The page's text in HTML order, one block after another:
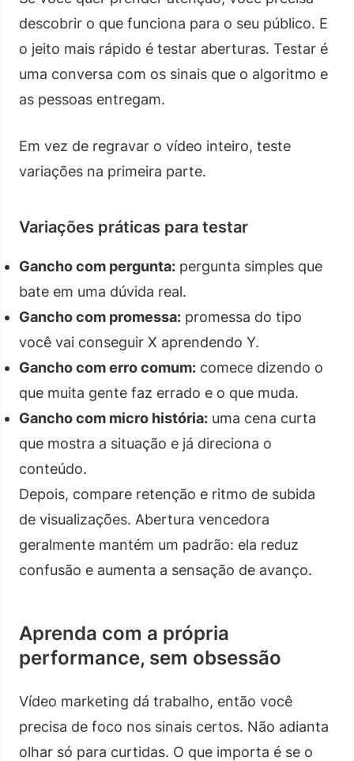
descobrir o que funciona para o seu público. E
o jeito mais rápido é testar aberturas. Testar é
uma conversa com os sinais que o algoritmo e
as pessoas entregam.
Em vez de regravar o vídeo inteiro, teste
variações na primeira parte.
Variações práticas para testar
Gancho com pergunta: pergunta simples que
bate em uma dúvida real.
Gancho com promessa: promessa do tipo
você vai conseguir X aprendendo Y.
Gancho com erro comum: comece dizendo o
que muita gente faz errado e o que muda.
Gancho com micro história: uma cena curta
que mostra a situação e já direciona o
conteúdo.
Depois, compare retenção e ritmo de subida
de visualizações. Abertura vencedora
geralmente mantém um padrão: ela reduz
confusão e aumenta a sensação de avanço.
Aprenda com a própria
performance, sem obsessão
Vídeo marketing dá trabalho, então você
precisa de foco nos sinais certos. Não adianta
olhar só para curtidas. O que importa é se o